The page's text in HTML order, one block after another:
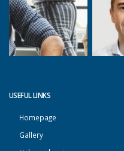
USEFUL LINKS
Homepage
Gallery